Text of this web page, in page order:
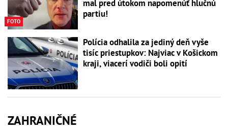
FOTO
mal pred útokom napomenúť hlučnú
partiu!
Polícia odhalila za jediný deň vyše
tisíc priestupkov: Najviac v Košickom
kraji, viacerí vodiči boli opití
ZAHRANIČNÉ